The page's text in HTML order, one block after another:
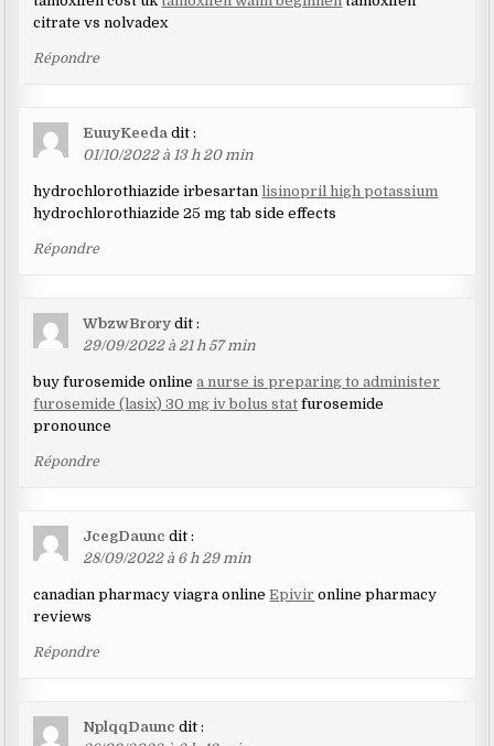
citrate vs nolvadex
Répondre
EuuyKeeda dit :
01/10/2022 à 13 h 20 min
hydrochlorothiazide irbesartanlisinopril high potassium
hydrochlorothiazide 25 mg tab side effects
Répondre
WbzwBrory dit :
29/09/2022 à 21 h 57 min
buy furosemide onlinea nurse is preparing to administer
furosemide (lasix) 30 mg iv bolus stat furosemide
pronounce
Répondre
JcegDaunc dit :
28/09/2022 à 6 h 29 min
canadian pharmacy viagra onlineEpivir online pharmacy
reviews
Répondre
NplqqDaunc dit :